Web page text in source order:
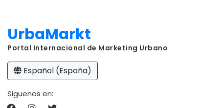
UrbaMarkt
Portal Internacional de Marketing Urbano
Español (España)
Siguenos en: